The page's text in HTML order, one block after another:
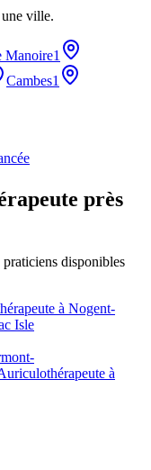
ville.
Manoire1
Cambes1
près
disponibles
à Nogent-
Isle
à